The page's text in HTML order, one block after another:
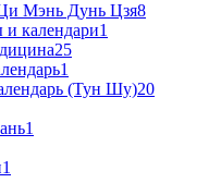
Мэнь Дунь Цзя8
и календари1
25
1
(Тун Шу)20
1
1